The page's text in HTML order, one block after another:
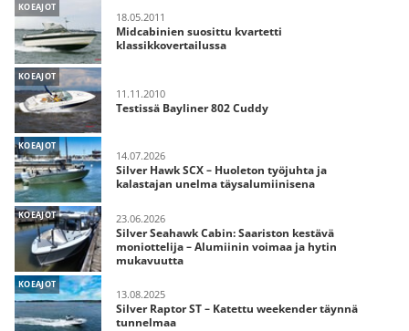
KOEAJOT
18.05.2011
Midcabinien suosittu kvartetti
klassikkovertailussa
KOEAJOT
11.11.2010
Testissä Bayliner 802 Cuddy
KOEAJOT
14.07.2026
Silver Hawk SCX – Huoleton työjuhta ja
kalastajan unelma täysalumiinisena
KOEAJOT 23.06.2026
Silver Seahawk Cabin: Saariston kestävä
moniottelija – Alumiinin voimaa ja hytin
mukavuutta
KOEAJOT
13.08.2025
Silver Raptor ST – Katettu weekender täynnä
tunnelmaa